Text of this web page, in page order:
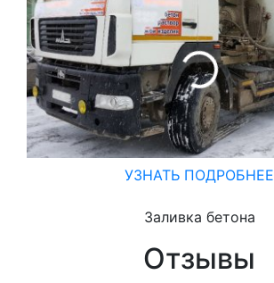
УЗНАТЬ ПОДРОБНЕЕ
Заливка бетона
Отзывы